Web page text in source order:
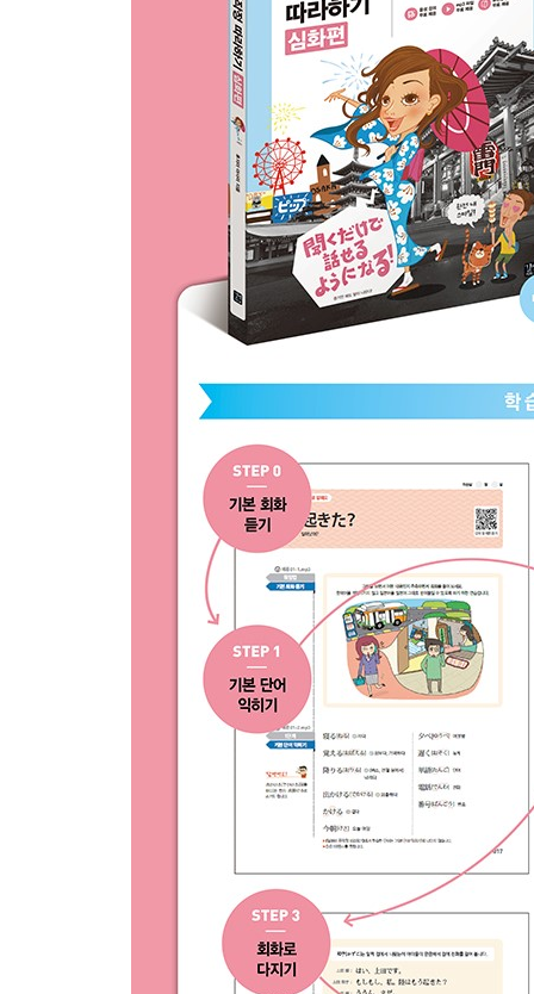
19 반말 誰がいる? 누가 있어?
20 존댓말 兄弟がいますか。 형제가 있습니까?
21 반말 彼女に指輪をあげた。 여자 친구한테 반
22 존댓말 おばにもらいました。 이모에게 받았습
셋째마당 ? 동사 て형을 정복해라!
일곱째마디 て형 기본
23 반말 道が暗くて怖かった。 길이 어두워서 무
24 존댓말 電話を無くして困りました。 전화를
25 반말 傘を持って出かけた。 우산을 가지고 나
26 존댓말 立たないでください。 일어서지 마세요.
여덟째마디 て형 발전편
27 반말 パソコンを直してあげた。 PC를 고쳐 줬
28 존댓말 母がほめてくれました。 어머니가 칭찬
29 반말 計?はもう立ててある。 계획은 이미 세워
30 존댓말 駐車場にとめておきました。 주차장에
특별 부록
01 연습문제 정답
02 찾아보기 - 한국어 / 일본어